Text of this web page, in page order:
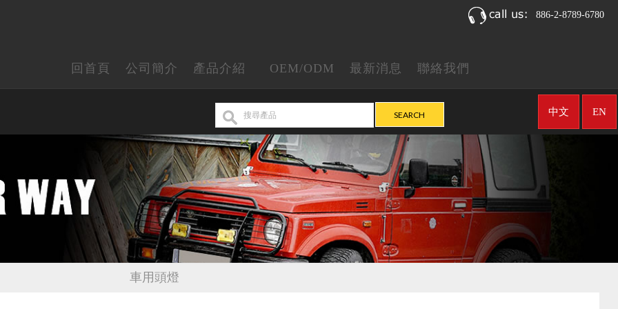
886-2-8789-6780
回首頁 公司簡介 產品介紹 OEM/ODM 最新消息 聯絡我們
EN
中文
車用頭燈